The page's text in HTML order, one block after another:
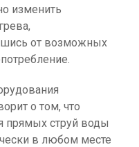
изменить
от возможных
о том, что
прямых струй воды
в любом месте